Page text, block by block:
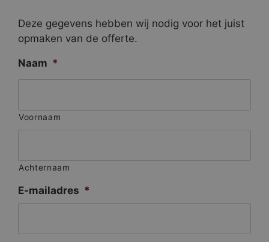
Deze gegevens hebben wij nodig voor het juist
opmaken van de offerte.
Naam *
Voornaam
Achternaam
E-mailadres *